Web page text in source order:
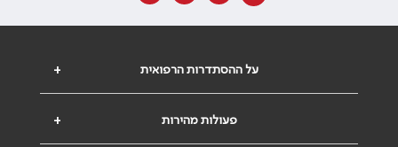
+ על ההסתדרות הרפואית
+ פעולות מהירות